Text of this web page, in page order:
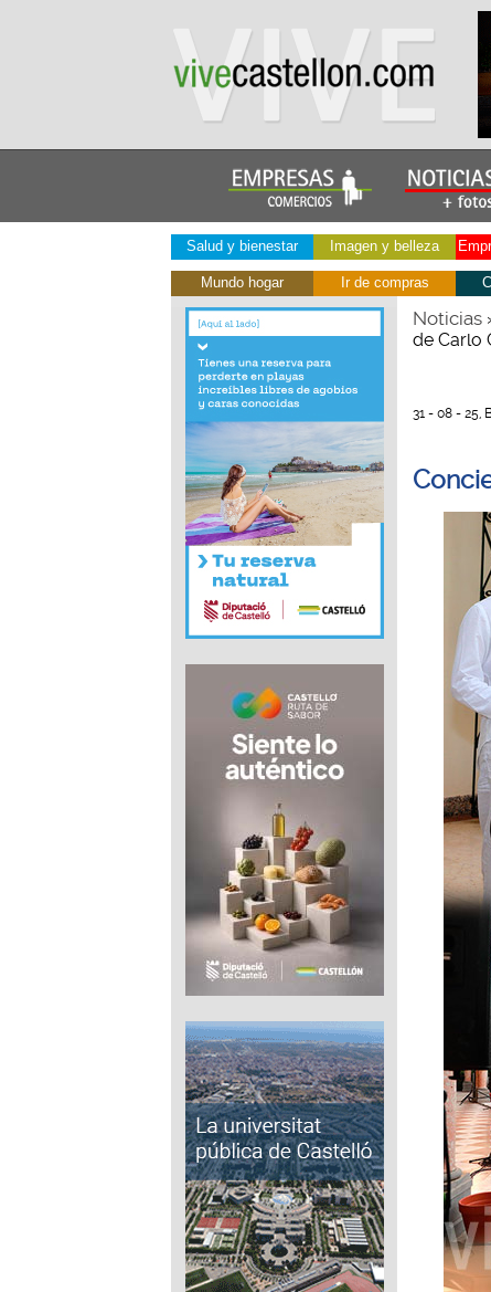
Salud y bienestar Imagen y belleza
Mundo hogar Ir de compras
Noticias
de Carlo
31 - 08 - 25,